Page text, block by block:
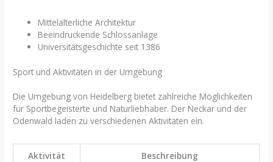
Mittelalterliche Architektur
Beeindruckende Schlossanlage
Universitätsgeschichte seit 1386
Sport und Aktivitäten in der Umgebung
Die Umgebung von Heidelberg bietet zahlreiche Möglichkeiten
für Sportbegeisterte und Naturliebhaber. Der Neckar und der
Odenwald laden zu verschiedenen Aktivitäten ein.
Aktivität Beschreibung